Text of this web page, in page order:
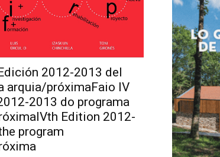
2012-2013 del
arquia/próximaFaio IV
2013 do programa
Edition 2012-
program